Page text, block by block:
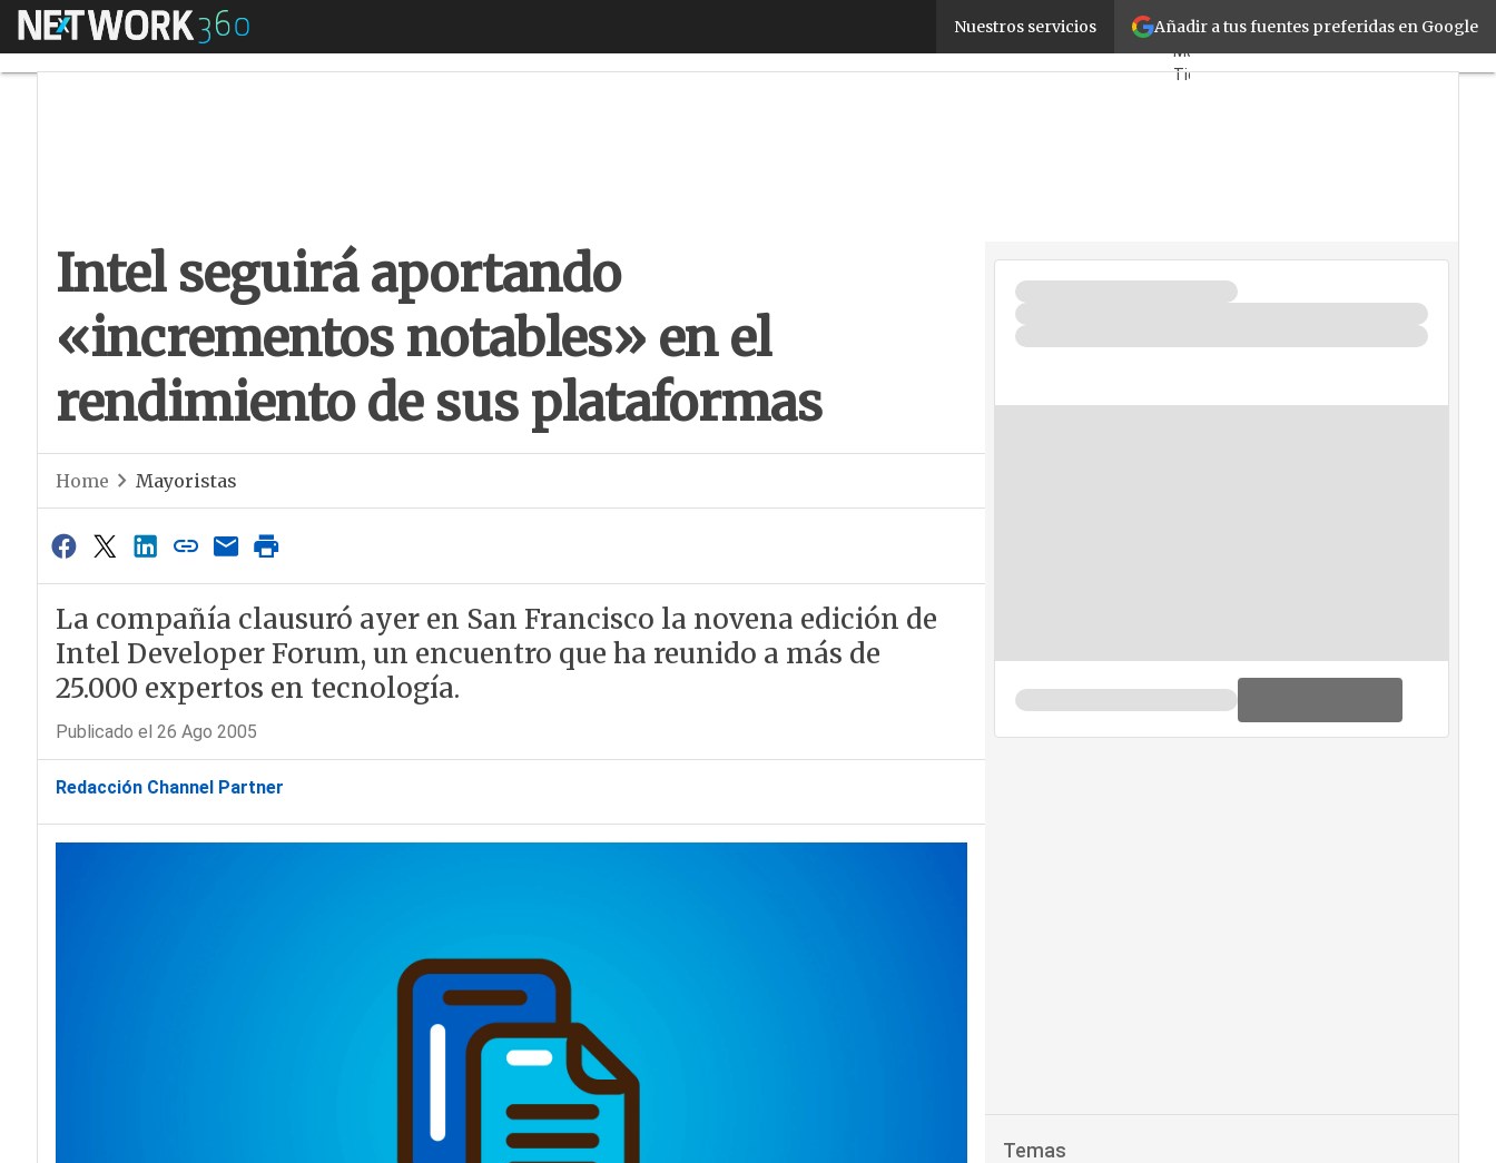
Añadir a tus fuentes preferidas en Google
Nuestros servicios
Menú Intel seguirá aportando «incrementos notables» en el rendimiento de sus plataformasFabricantes
Mayoristas
TicPymes
Guía
del
Intel seguirá aportando
«incrementos notables» en el
rendimiento de sus plataformas
Home Mayoristas
La compañía clausuró ayer en San Francisco la novena edición de
Intel Developer Forum, un encuentro que ha reunido a más de
25.000 expertos en tecnología.
Publicado el 26 Ago 2005
Redacción Channel Partner
Temas